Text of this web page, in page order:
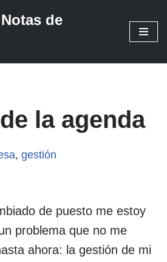
de
la agenda
, gestión
de puesto me estoy
problema que no me
ahora: la gestión de mi